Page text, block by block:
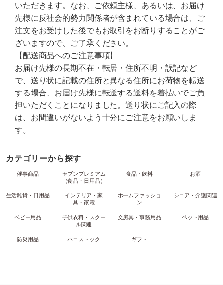
いただきます。なお、ご依頼主様、あるいは、お届け
先様に反社会的勢力関係者が含まれている場合は、ご
注文をお受けした後でもお取引をお断りすることがご
ざいますので、ご了承ください。
【配送商品へのご注意事項】
お届け先様の長期不在・転居・住所不明・誤記など
で、送り状に記載の住所と異なる住所にお荷物を転送
する場合、お届け先様に転送する送料を着払いでご負
担いただくことになりました。送り状にご記入の際
は、お間違いがないよう十分にご注意をお願いしま
す。
カテゴリーから探す
催事商品
セブンプレミアム
（食品・日用品）
食品・飲料 お酒
生活雑貨・日用品
インテリア・家
具・家電
ホームファッショ
ン
シニア・介護関連
ベビー用品
子供衣料・スクー
ル関連
文房具・事務用品 ペット用品
防災用品 ハコストック ギフト